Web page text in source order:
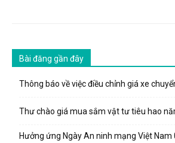
Bài đăng gần đây
Thông báo về việc điều chỉnh giá xe
Thư chào giá mua sắm vật tư tiêu hao
Hưởng ứng Ngày An ninh mạng Việt